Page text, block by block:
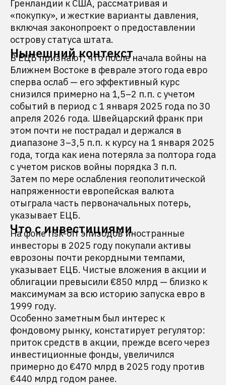
Гренландии к США, рассматривая и
«покупку», и жесткие варианты давления,
включая законопроект о предоставлении
острову статуса штата.
Нынешний контекст
В ЕЦБ признают, что после начала войны на
Ближнем Востоке в феврале этого года евро
сперва ослаб — его эффективный курс
снизился примерно на 1,5–2 п.п. с учетом
событий в период с 1 января 2025 года по 30
апреля 2026 года. Швейцарский франк при
этом почти не пострадал и держался в
диапазоне 3–3,5 п.п. к курсу на 1 января 2025
года, тогда как иена потеряла за полтора года
с учетом рисков войны порядка 3 п.п.
Затем по мере ослабления геополитической
напряженности европейская валюта
отыграла часть первоначальных потерь,
указывает ЕЦБ.
Что с инвестициями
На фоне risk-off эпизодов иностранные
инвесторы в 2025 году покупали активы
еврозоны почти рекордными темпами,
указывает ЕЦБ. Чистые вложения в акции и
облигации превысили €850 млрд — близко к
максимумам за всю историю запуска евро в
1999 году.
Особенно заметным был интерес к
фондовому рынку, констатирует регулятор:
приток средств в акции, прежде всего через
инвестиционные фонды, увеличился
примерно до €470 млрд в 2025 году против
€440 млрд годом ранее.